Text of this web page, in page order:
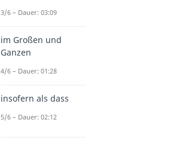
3/6 – Dauer: 03:09
im Großen und
Ganzen
4/6 – Dauer: 01:28
insofern als dass
5/6 – Dauer: 02:12